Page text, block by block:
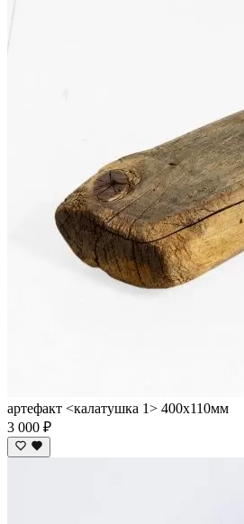
артефакт <калатушка 1> 400х110мм
3 000 ₽